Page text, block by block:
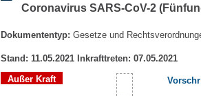
Coronavirus SARS-CoV-2
Dokumententyp: Gesetze und
Stand: 11.05.2021 Inkrafttreten: 07.05.2021
Außer Kraft